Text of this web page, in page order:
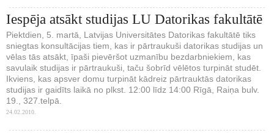
Iespēja atsākt studijas LU Datorikas fakultātē
Piektdien, 5. martā, Latvijas Universitātes Datorikas fakultātē tiks
sniegtas konsultācijas tiem, kas ir pārtraukuši datorikas studijas un
vēlas tās atsākt, īpaši pievēršot uzmanību bezdarbniekiem, kas
savulaik studijas ir pārtraukuši, taču šobrīd vēlētos turpināt studēt.
Ikviens, kas apsver domu turpināt kādreiz pārtrauktās datorikas
studijas ir gaidīts laikā no plkst. 12:00 līdz 14:00 Rīgā, Raiņa bulv.
19., 327.telpā.
24.02.2010.